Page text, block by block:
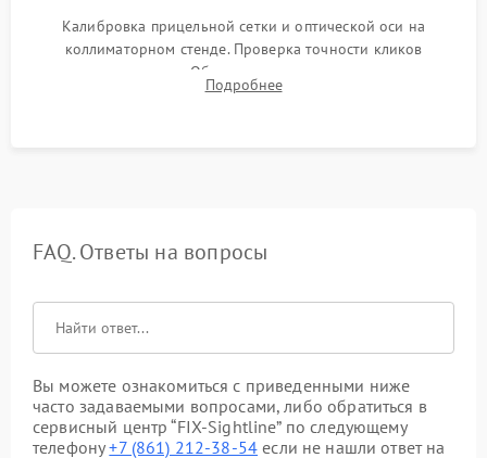
Калибровка прицельной сетки и оптической оси на
коллиматорном стенде. Проверка точности кликов
механизма поправок. Обязательное испытание прицела на
ударном стенде для проверки устойчивости к отдаче и
Подробнее
FAQ. Ответы на вопросы
Вы можете ознакомиться с приведенными ниже
часто задаваемыми вопросами, либо обратиться в
сервисный центр “FIX-Sightline” по следующему
телефону+7 (861) 212-38-54 если не нашли ответ на